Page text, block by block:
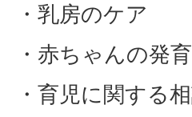
・乳房のケア
・赤ちゃんの発
・育児に関する